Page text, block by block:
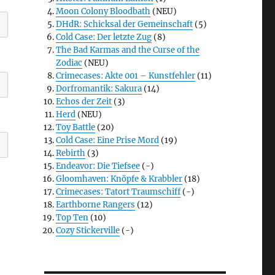
Moon Colony Bloodbath (NEU)
DHdR: Schicksal der Gemeinschaft (5)
Cold Case: Der letzte Zug (8)
The Bad Karmas and the Curse of the
Zodiac (NEU)
Crimecases: Akte 001 – Kunstfehler (11)
Dorfromantik: Sakura (14)
Echos der Zeit (3)
Herd (NEU)
Toy Battle (20)
Cold Case: Eine Prise Mord (19)
Rebirth (3)
Endeavor: Die Tiefsee (-)
Gloomhaven: Knöpfe & Krabbler (18)
Crimecases: Tatort Traumschiff(-)
Earthborne Rangers (12)
Top Ten (10)
Cozy Stickerville (-)